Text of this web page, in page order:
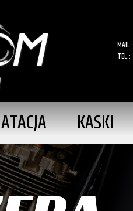
MAIL:
TEL.:
KASKI